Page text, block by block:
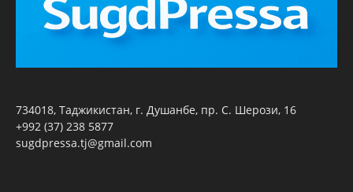
734018, Таджикистан, г. Душанбе, пр. С. Шерози, 16
+992 (37) 238 5877
sugdpressa.tj@gmail.com